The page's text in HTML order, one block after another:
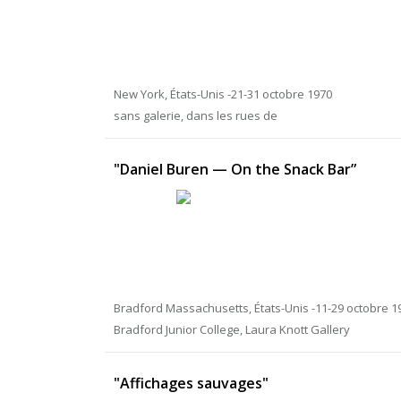
New York, États-Unis -21-31 octobre 1970
sans galerie, dans les rues de
"Daniel Buren — On the Snack Bar”
Bradford Massachusetts, États-Unis -11-29 octobre
Bradford Junior College, Laura Knott Gallery
"Affichages sauvages"